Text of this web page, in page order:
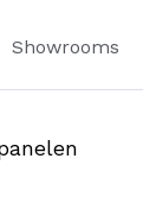
Showrooms